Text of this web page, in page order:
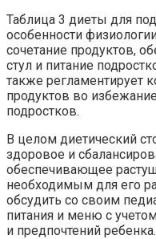
Таблица 3 диеты для
особенности
сочетание продуктов,
стул и питание
также регламентирует
продуктов во
подростков.
В целом диетический
здоровое и
обеспечивающее
необходимым для его
обсудить со своим
питания и меню с
и предпочтений ребенка.